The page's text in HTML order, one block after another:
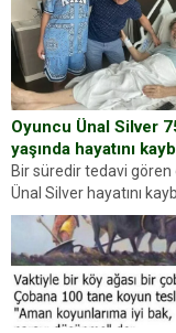
dikkatinizi en...
Oyuncu Ünal Silver
yaşında hayatını
Bir süredir tedavi gören
Ünal Silver hayatını
Haberi, oyuncunun
ajansı duyurdu. Renda
sosyal medya
Oyuncumuz ve çok
dostumuz...